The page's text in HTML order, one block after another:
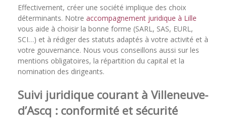
Effectivement, créer une société implique des choix
déterminants. Notre accompagnement juridique à Lille
vous aide à choisir la bonne forme (SARL, SAS, EURL,
SCI…) et à rédiger des statuts adaptés à votre activité et à
votre gouvernance. Nous vous conseillons aussi sur les
mentions obligatoires, la répartition du capital et la
nomination des dirigeants.
Suivi juridique courant à Villeneuve-
d’Ascq : conformité et sécurité